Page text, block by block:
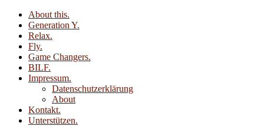
About this.
Generation Y.
Relax.
Fly.
Game Changers.
BILF.
Impressum.
Datenschutzerklärung
About
Kontakt.
Unterstützen.